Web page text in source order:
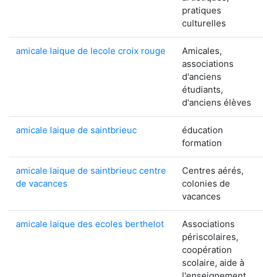
pratiques
culturelles
amicale laique de lecole croix rouge
Amicales,
associations
d'anciens
étudiants,
d'anciens élèves
amicale laique de saintbrieuc
éducation
formation
amicale laique de saintbrieuc centre
de vacances
Centres aérés,
colonies de
vacances
amicale laique des ecoles berthelot
Associations
périscolaires,
coopération
scolaire, aide à